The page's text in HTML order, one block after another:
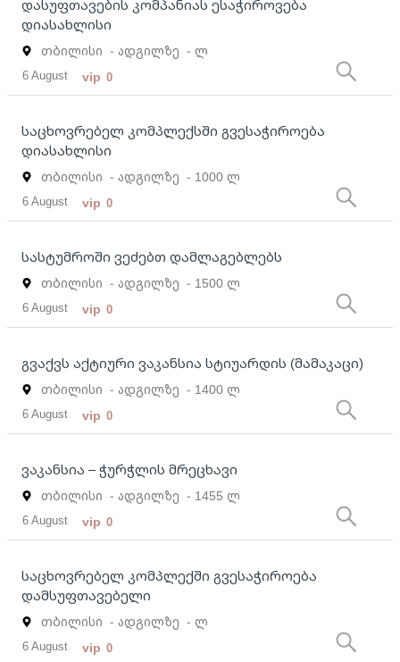
დასუფთავების კომპანიას ესაჭიროვება
დიასახლისი
თბილისი - ადგილზე - ლ
6 August vip 0
საცხოვრებელ კომპლექსში გვესაჭიროება
დიასახლისი
თბილისი - ადგილზე - 1000 ლ
6 August vip 0
სასტუმროში ვეძებთ დამლაგებლებს
თბილისი - ადგილზე - 1500 ლ
6 August vip 0
გვაქვს აქტიური ვაკანსია სტიუარდის (მამაკაცი)
თბილისი - ადგილზე - 1400 ლ
6 August vip 0
ვაკანსია – ჭურჭლის მრეცხავი
თბილისი - ადგილზე - 1455 ლ
6 August vip 0
საცხოვრებელ კომპლექში გვესაჭიროება
დამსუფთავებელი
თბილისი - ადგილზე - ლ
6 August vip 0